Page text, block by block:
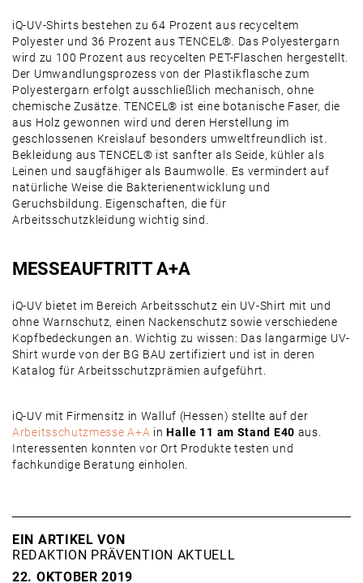
iQ-UV-Shirts bestehen zu 64 Prozent aus recyceltem
Polyester und 36 Prozent aus TENCEL®. Das Polyestergarn
wird zu 100 Prozent aus recycelten PET-Flaschen hergestellt.
Der Umwandlungsprozess von der Plastikflasche zum
Polyestergarn erfolgt ausschließlich mechanisch, ohne
chemische Zusätze. TENCEL® ist eine botanische Faser, die
aus Holz gewonnen wird und deren Herstellung im
geschlossenen Kreislauf besonders umweltfreundlich ist.
Bekleidung aus TENCEL® ist sanfter als Seide, kühler als
Leinen und saugfähiger als Baumwolle. Es vermindert auf
natürliche Weise die Bakterienentwicklung und
Geruchsbildung. Eigenschaften, die für
Arbeitsschutzkleidung wichtig sind.
MESSEAUFTRITT A+A
iQ-UV bietet im Bereich Arbeitsschutz ein UV-Shirt mit und
ohne Warnschutz, einen Nackenschutz sowie verschiedene
Kopfbedeckungen an. Wichtig zu wissen: Das langarmige UV-
Shirt wurde von der BG BAU zertifiziert und ist in deren
Katalog für Arbeitsschutzprämien aufgeführt.
iQ-UV mit Firmensitz in Walluf (Hessen) stellte auf der
Arbeitsschutzmesse A+A inHalle 11 am Stand E40 aus.
Interessenten konnten vor Ort Produkte testen und
fachkundige Beratung einholen.
EIN ARTIKEL VON
REDAKTION PRÄVENTION AKTUELL
22. OKTOBER 2019